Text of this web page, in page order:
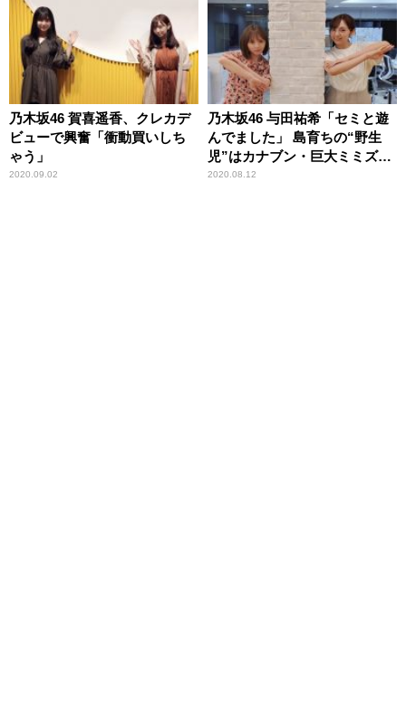
乃木坂46 賀喜遥香、クレカデ
ビューで興奮「衝動買いしち
ゃう」
2020.09.02
乃木坂46 与田祐希「セミと遊
んでました」 島育ちの“野生
児”はカナブン・巨大ミミズも
大丈夫
2020.08.12